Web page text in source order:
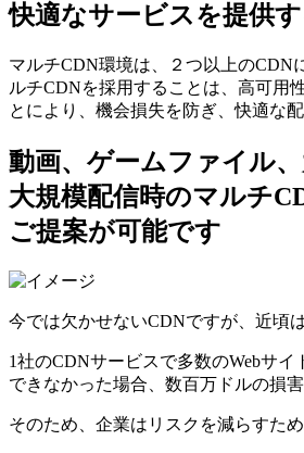
快適なサービスを提供
マルチCDN環境は、２つ以上のCDN
ルチCDNを採⽤することは、⾼可⽤
とにより、機会損失を防ぎ、快適な
動画、ゲームファイル
大規模配信時のマルチ
ご提案が可能です
今では⽋かせないCDNですが、近頃
1社のCDNサービスで多数のWebサ
できなかった場合、数百万ドルの損
そのため、企業はリスクを減らすた